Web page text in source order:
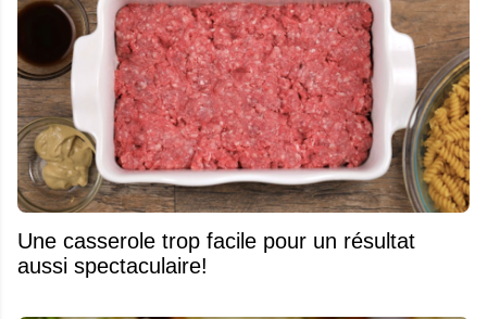
Une casserole trop facile pour un résultat
aussi spectaculaire!